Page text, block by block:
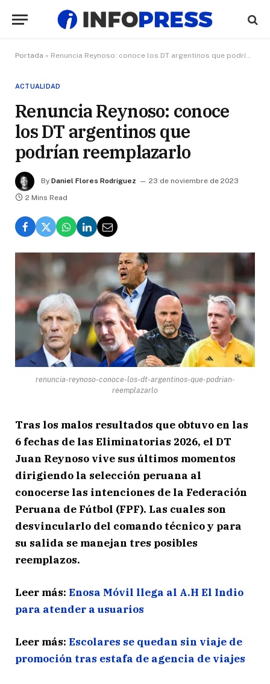
Portada » Renuncia Reynoso: conoce los DT argentinos que podrían reemplazarlo
ACTUALIDAD
Renuncia Reynoso: conoce
los DT argentinos que
podrían reemplazarlo
By Daniel Flores Rodríguez
23 de noviembre de 2023
2 Mins Read
renuncia-reynoso-conoce-los-dt-argentinos-que-podrian-
reemplazarlo
Tras los malos resultados que obtuvo en las
6 fechas de las Eliminatorias 2026, el DT
Juan Reynoso vive sus últimos momentos
dirigiendo la selección peruana al
conocerse las intenciones de la Federación
Peruana de Fútbol (FPF). Las cuales son
desvincularlo del comando técnico y para
su salida se manejan tres posibles
reemplazos.
Leer más: Enosa Móvil llega al A.H El Indio
para atender a usuarios
Leer más: Escolares se quedan sin viaje de
promoción tras estafa de agencia de viajes